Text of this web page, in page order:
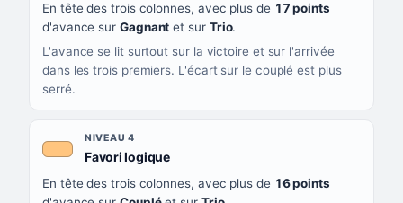
En tête des trois colonnes, avec plus de 17 points
d'avance sur Gagnant et sur Trio.
L'avance se lit surtout sur la victoire et sur l'arrivée
dans les trois premiers. L'écart sur le couplé est plus
serré.
NIVEAU 4
Favori logique, couleur orange clair
En tête des trois colonnes, avec plus de 16 points